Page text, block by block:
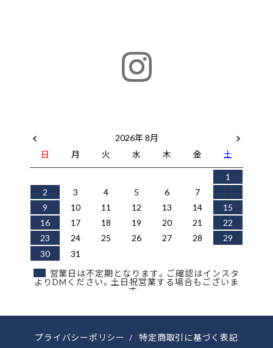
2026年 8月
日
月 火 水 木 金
土
1
2
3 4 5 6 7
8
9
10 11 12 13 14
15
16
17 18 19 20 21
22
23
24 25 26 27 28
29
30
31
営業日は不定期となります。ご確認はインスタ
よりDMください。土日祝営業する場合もございま
す。
プライバシーポリシー / 特定商取引に基づく表記